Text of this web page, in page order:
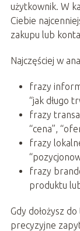
użytkownik. W
Ciebie
zakupu lub
Najczęściej w
frazy
“jak długo
frazy
“cena”,
frazy
frazy
produktu
Gdy dołożysz
precyzyjne